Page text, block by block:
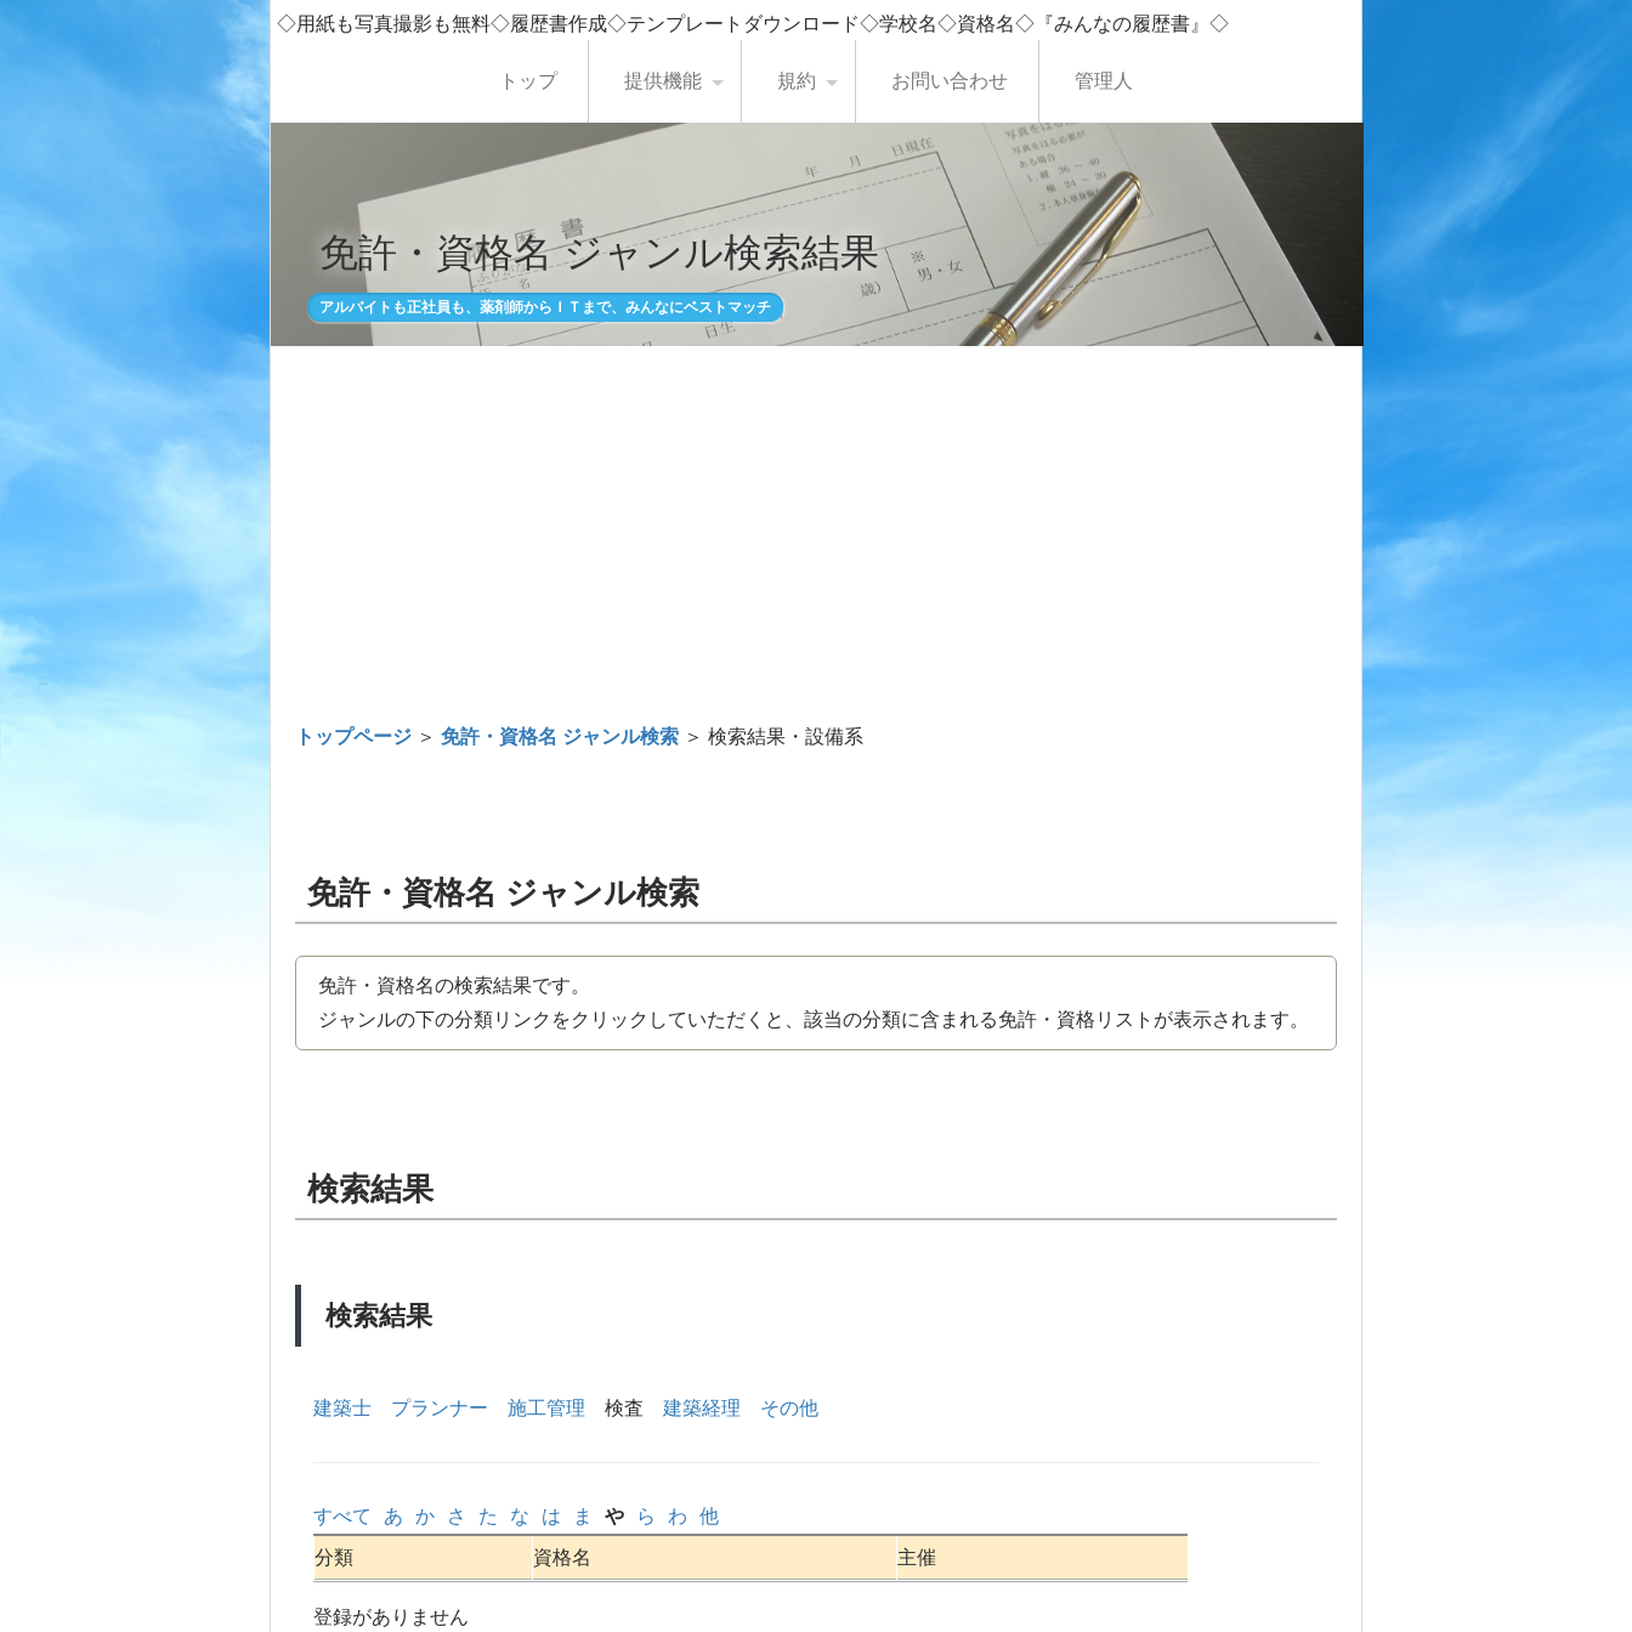
◇用紙も写真撮影も無料◇履歴書作成◇テンプレートダウンロード◇学校名◇資格名◇『みんなの履歴書』◇
トップ 提供機能 規約 お問い合わせ 管理人
免許・資格名 ジャンル検索結果
アルバイトも正社員も、薬剤師からＩＴまで、みんなにベストマッチ
トップページ ＞ 免許・資格名 ジャンル検索 ＞ 検索結果・設備系
免許・資格名 ジャンル検索
免許・資格名の検索結果です。
ジャンルの下の分類リンクをクリックしていただくと、該当の分類に含まれる免許・資格リストが表示されます。
検索結果
検索結果
建築士 プランナー 施工管理 検査 建築経理 その他
すべて あ か さ た な は ま や ら わ
他
分類
資格名 主催
登録がありません